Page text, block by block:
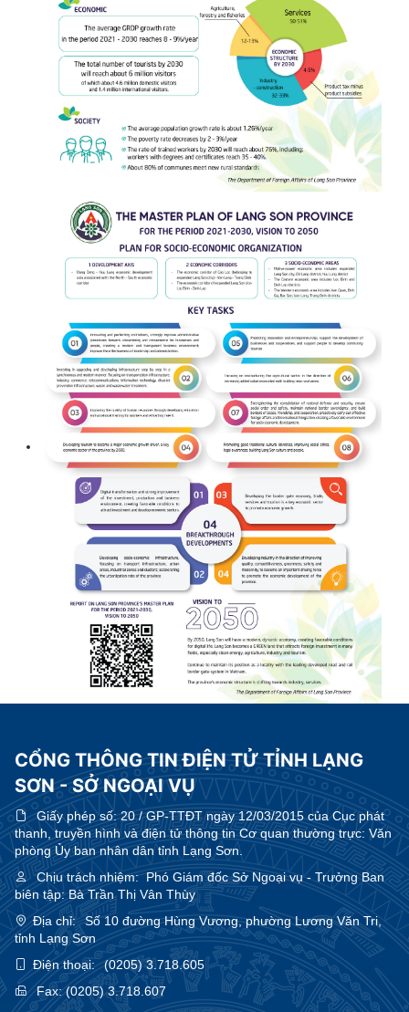
CỔNG THÔNG TIN ĐIỆN TỬ TỈNH LẠNG
SƠN - SỞ NGOẠI VỤ
Giấy phép số:20 / GP-TTĐT ngày 12/03/2015 của Cục phát
thanh, truyền hình và điện tử thông tin Cơ quan thường trực: Văn
phòng Ủy ban nhân dân tỉnh Lạng Sơn.
Chịu trách nhiệm:Phó Giám đốc Sở Ngoại vụ - Trưởng Ban
biên tập: Bà Trần Thị Vân Thùy
Địa chỉ:
Số 10 đường Hùng Vương, phường Lương Văn Tri,
tỉnh Lạng Sơn
Điện thoại:
(0205) 3.718.605
Fax:(0205) 3.718.607